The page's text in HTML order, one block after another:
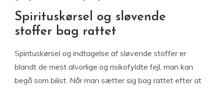
Spirituskørsel og sløvende
stoffer bag rattet
Spirituskørsel og indtagelse af sløvende stoffer er
blandt de mest alvorlige og risikofyldte fejl, man kan
begå som bilist. Når man sætter sig bag rattet efter at